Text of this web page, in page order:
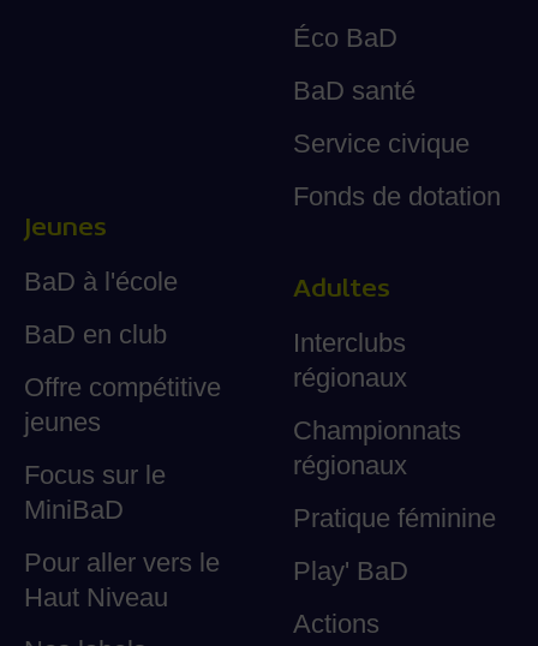
Éco BaD
BaD santé
Service civique
Fonds de dotation
Jeunes
BaD à l'école
BaD en club
Offre compétitive
jeunes
Focus sur le
MiniBaD
Pour aller vers le
Haut Niveau
Adultes
Interclubs
régionaux
Championnats
régionaux
Pratique féminine
Play' BaD
Actions